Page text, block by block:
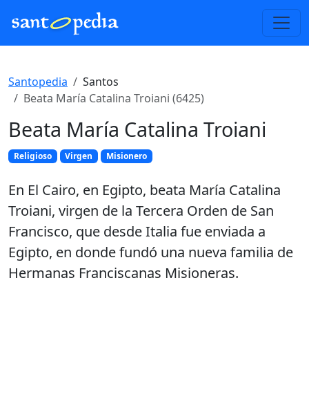
Santopedia
Santos
Beata María Catalina Troiani (6425)
Beata María Catalina Troiani
Religioso Virgen Misionero
En El Cairo, en Egipto, beata María Catalina
Troiani, virgen de la Tercera Orden de San
Francisco, que desde Italia fue enviada a
Egipto, en donde fundó una nueva familia de
Hermanas Franciscanas Misioneras.